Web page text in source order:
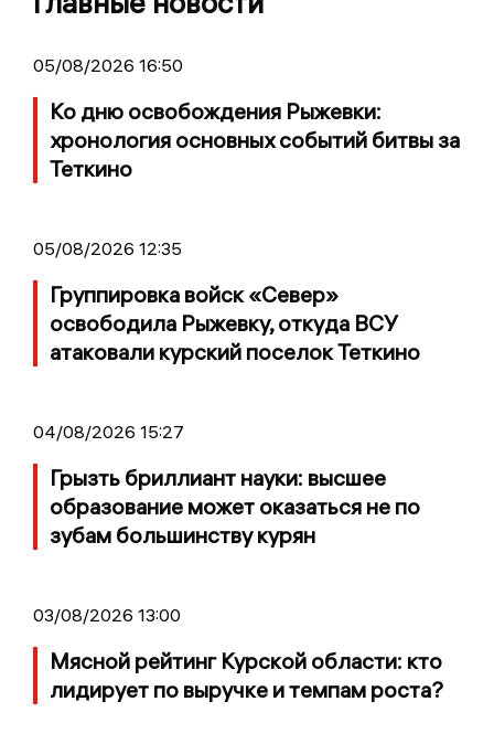
05/08/2026 16:50
Ко дню освобождения Рыжевки:
хронология основных событий битвы за
Теткино
05/08/2026 12:35
Группировка войск «Север»
освободила Рыжевку, откуда ВСУ
атаковали курский поселок Теткино
04/08/2026 15:27
Грызть бриллиант науки: высшее
образование может оказаться не по
зубам большинству курян
03/08/2026 13:00
Мясной рейтинг Курской области: кто
лидирует по выручке и темпам роста?